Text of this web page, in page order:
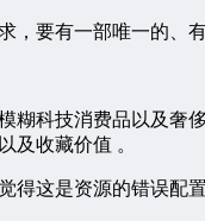
，要有一部唯一的、
糊科技消费品以及奢
及收藏价值 。
得这是资源的错误配